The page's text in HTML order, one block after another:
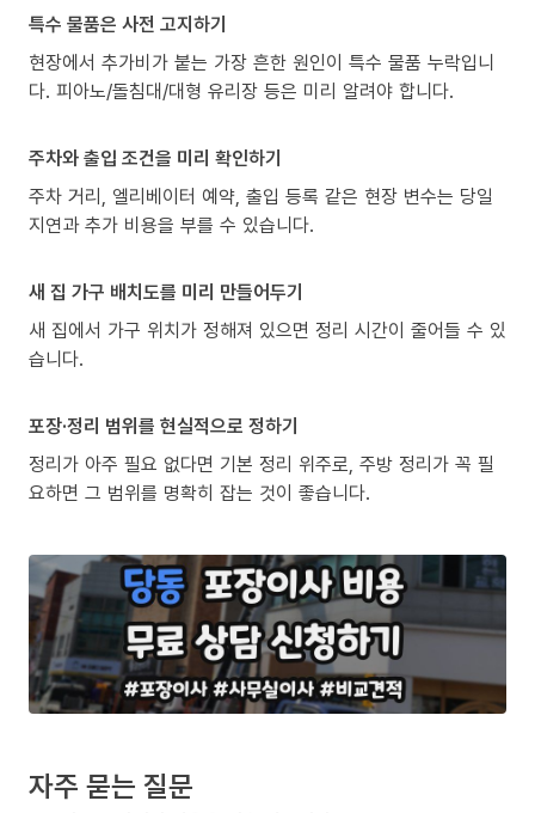
특수 물품은 사전 고지하기
현장에서 추가비가 붙는 가장 흔한 원인이 특수 물품 누락입니
다. 피아노/돌침대/대형 유리장 등은 미리 알려야 합니다.
주차와 출입 조건을 미리 확인하기
주차 거리, 엘리베이터 예약, 출입 등록 같은 현장 변수는 당일
지연과 추가 비용을 부를 수 있습니다.
새 집 가구 배치도를 미리 만들어두기
새 집에서 가구 위치가 정해져 있으면 정리 시간이 줄어들 수 있
습니다.
포장·정리 범위를 현실적으로 정하기
정리가 아주 필요 없다면 기본 정리 위주로, 주방 정리가 꼭 필
요하면 그 범위를 명확히 잡는 것이 좋습니다.
자주 묻는 질문